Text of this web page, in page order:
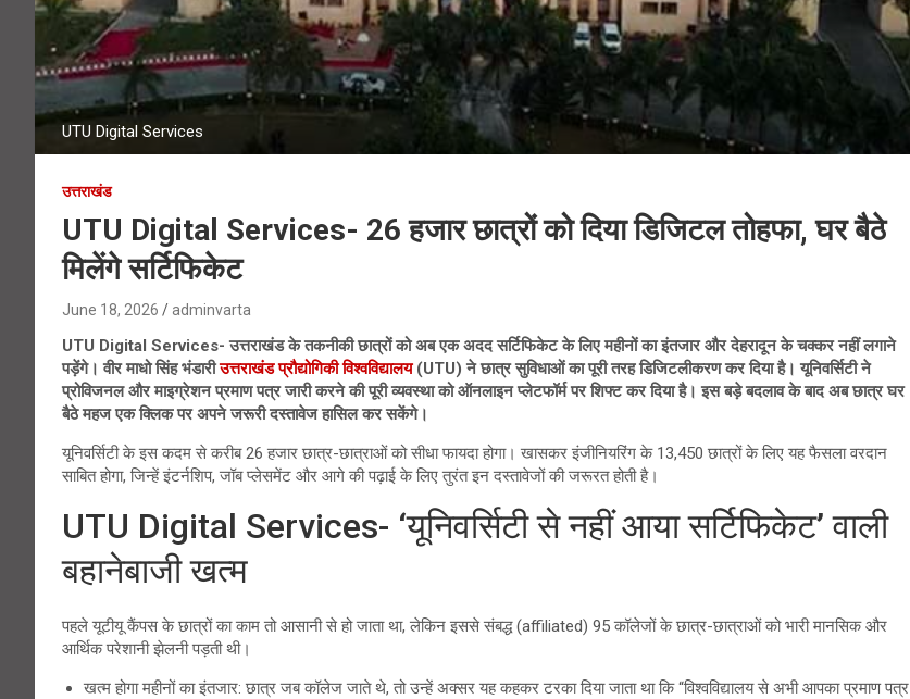
UTU Digital Services
उत्तराखंड
UTU Digital Services- 26 हजार छात्रों को दिया डिजिटल तोहफा, घर बैठे
मिलेंगे सर्टिफिकेट
June 18, 2026 adminvarta
UTU Digital Services- उत्तराखंड के तकनीकी छात्रों को अब एक अदद सर्टिफिकेट के लिए महीनों का इंतजार और देहरादून के चक्कर नहीं लगाने
पड़ेंगे। वीर माधो सिंह भंडारीउत्तराखंड प्रौद्योगिकी विश्वविद्यालय(UTU) ने छात्र सुविधाओं का पूरी तरह डिजिटलीकरण कर दिया है। यूनिवर्सिटी ने
प्रोविजनल और माइग्रेशन प्रमाण पत्र जारी करने की पूरी व्यवस्था को ऑनलाइन प्लेटफॉर्म पर शिफ्ट कर दिया है। इस बड़े बदलाव के बाद अब छात्र घर
बैठे महज एक क्लिक पर अपने जरूरी दस्तावेज हासिल कर सकेंगे।
यूनिवर्सिटी के इस कदम से करीब 26 हजार छात्र-छात्राओं को सीधा फायदा होगा। खासकर इंजीनियरिंग के 13,450 छात्रों के लिए यह फैसला वरदान
साबित होगा, जिन्हें इंटर्नशिप, जॉब प्लेसमेंट और आगे की पढ़ाई के लिए तुरंत इन दस्तावेजों की जरूरत होती है।
UTU Digital Services- ‘यूनिवर्सिटी से नहीं आया सर्टिफिकेट’ वाली
बहानेबाजी खत्म
पहले यूटीयू कैंपस के छात्रों का काम तो आसानी से हो जाता था, लेकिन इससे संबद्ध (affiliated) 95 कॉलेजों के छात्र-छात्राओं को भारी मानसिक और
आर्थिक परेशानी झेलनी पड़ती थी।
खत्म होगा महीनों का इंतजार: छात्र जब कॉलेज जाते थे, तो उन्हें अक्सर यह कहकर टरका दिया जाता था कि “विश्वविद्यालय से अभी आपका प्रमाण पत्र